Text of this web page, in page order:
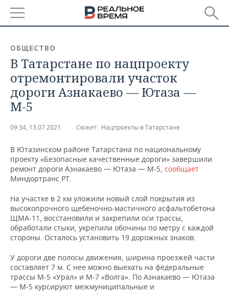
БАШКОРТОСТАН
ТАТАРСТАН
УДМУРТИЯ
НОВОСТИ
АНАЛИТИКА
НОВОСТИ АНАЛИТИКИ
ДЕКЛАРАЦИИ О ДОХОДАХ
КОРОЛИ ГОСЗАКАЗА ПФО
ВУЗЫ ТАТАРСТАНА
КОМУ ПРИНАДЛЕЖАТ
ТОРГОВЫЕ ЦЕНТРЫ
ТАТАРСТАНА
ЭКОНОМИКА
НОВОСТИ ЭКОНОМИКИ
ФИНАНСЫ
БАНКИ
БЮДЖЕТ
ИНВЕСТИЦИИ
ПРОМЫШЛЕННОСТЬ
НОВОСТИ
ПРОМЫШЛЕННОСТИ
АГРОПРОМ
МАШИНОСТРОЕНИЕ
НЕФТЕХИМИЯ
НЕФТЬ
ОПК
НЕДВИЖИМОСТЬ
НОВОСТИ НЕДВИЖИМОСТИ
АВТО
НОВОСТИ АВТО
БИЗНЕС
НОВОСТИ БИЗНЕСА
ТРАНСПОРТ
ТЕХНОЛОГИИ
IT
НОВОСТИ МЕРОПРИЯТИЙ
СПОРТ
ОБЩЕСТВО
В Татарстане по нацпроекту
отремонтировали участок
дороги Азнакаево — Ютаза —
М-5
09:34, 13.07.2021 Сюжет: Нацпроекты в Татарстане
В Ютазинском районе Татарстана по национальному
проекту «Безопасные качественные дороги» завершили
ремонт дороги Азнакаево — Ютаза — М-5, сообщает
Миндортранс РТ.
На участке в 2 км уложили новый слой покрытия из
высокопрочного щебеночно-мастичного асфальтобетона
ЩМА-11, восстановили и закрепили оси трассы,
обработали стыки, укрепили обочины по метру с каждой
стороны. Осталось установить 19 дорожных знаков.
У дороги две полосы движения, ширина проезжей части
составляет 7 м. С нее можно выехать на федеральные
трассы М-5 «Урал» и М-7 «Волга». По Азнакаево — Ютаза
— М-5 курсируют межмуниципальные и